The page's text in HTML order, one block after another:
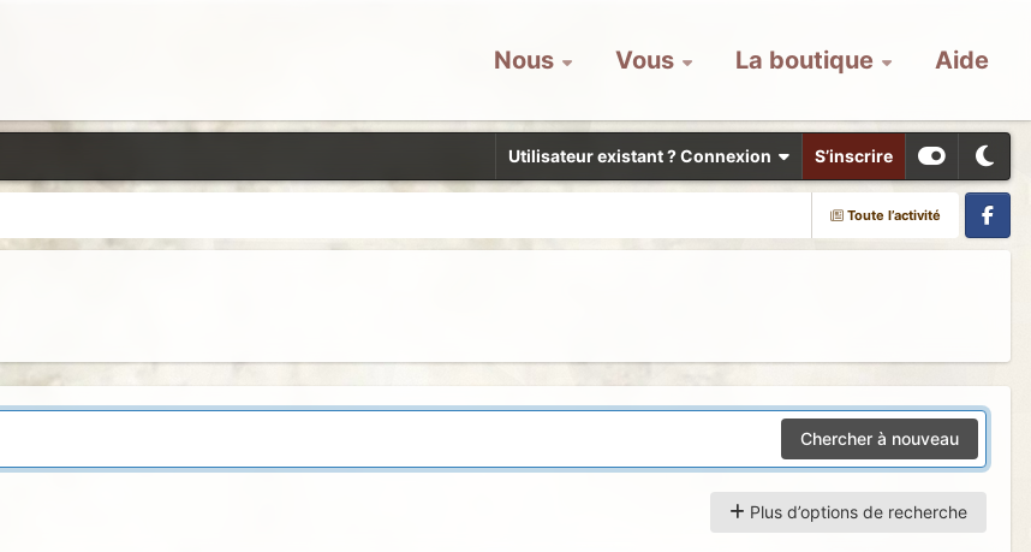
Nous Vous La boutique Aide
Utilisateur existant ? Connexion S’inscrire
Toute l’activité
Facebook
Chercher à nouveau
Plus d’options de recherche